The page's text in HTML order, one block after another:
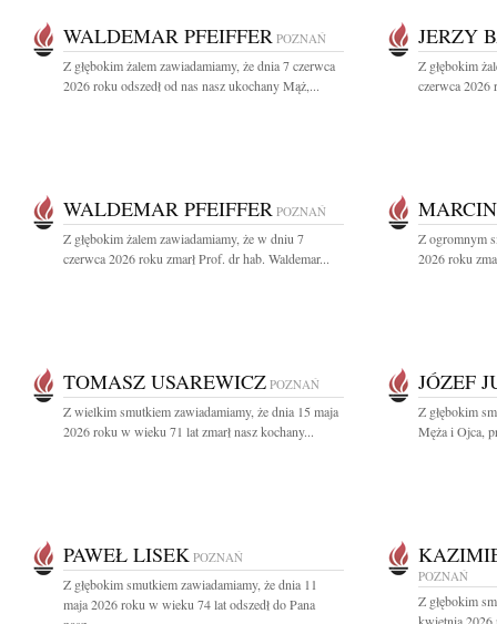
WALDEMAR PFEIFFER POZNAŃ
Z głębokim żalem zawiadamiamy, że dnia 7 czerwca
2026 roku odszedł od nas nasz ukochany Mąż,...
JERZY
Z głębokim
czerwca 2026
WALDEMAR PFEIFFER POZNAŃ
Z głębokim żalem zawiadamiamy, że w dniu 7
czerwca 2026 roku zmarł Prof. dr hab. Waldemar...
Z ogromnym
2026 roku
TOMASZ USAREWICZ POZNAŃ
Z wielkim smutkiem zawiadamiamy, że dnia 15 maja
2026 roku w wieku 71 lat zmarł nasz kochany...
JÓZEF
Z głębokim
Męża i Ojca,
PAWEŁ LISEK POZNAŃ
Z głębokim smutkiem zawiadamiamy, że dnia 11
maja 2026 roku w wieku 74 lat odszedł do Pana
POZNAŃ
Z głębokim